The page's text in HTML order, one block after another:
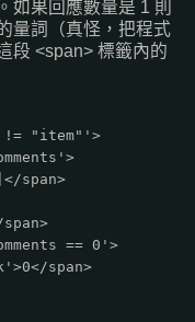
如果回應數量是 1 則
量詞（真怪，把程式
段 <span> 標籤內的
!= "item"'>
span>
== 0'>
span>